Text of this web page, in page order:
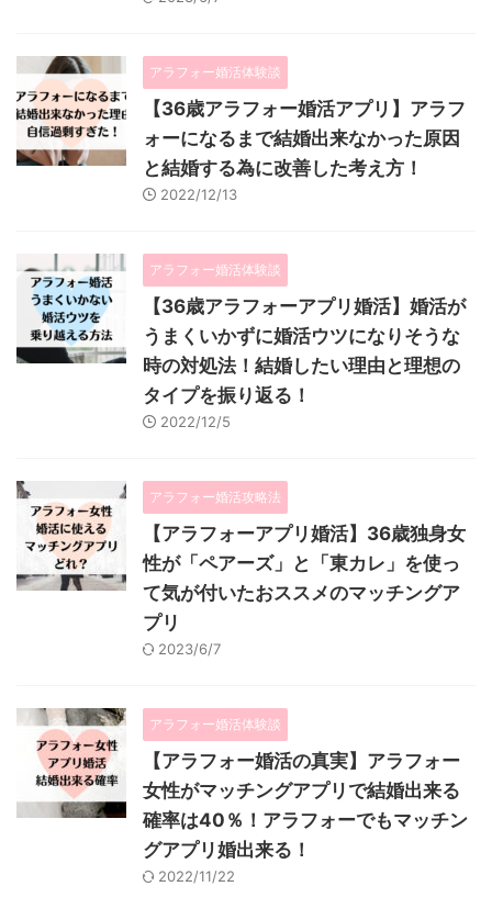
アラフォー婚活体験談
【36歳アラフォー婚活アプリ】アラフ
ォーになるまで結婚出来なかった原因
と結婚する為に改善した考え方！
2022/12/13
アラフォー婚活体験談
【36歳アラフォーアプリ婚活】婚活が
うまくいかずに婚活ウツになりそうな
時の対処法！結婚したい理由と理想の
タイプを振り返る！
2022/12/5
アラフォー婚活攻略法
【アラフォーアプリ婚活】36歳独身女
性が「ペアーズ」と「東カレ」を使っ
て気が付いたおススメのマッチングア
プリ
2023/6/7
アラフォー婚活体験談
【アラフォー婚活の真実】アラフォー
女性がマッチングアプリで結婚出来る
確率は40％！アラフォーでもマッチン
グアプリ婚出来る！
2022/11/22